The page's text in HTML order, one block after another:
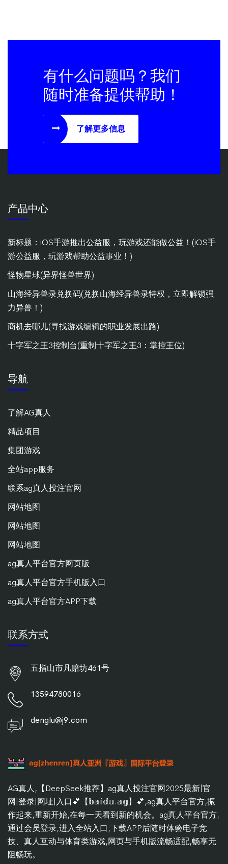
有什么问题吗？我们
随时准备提供帮助！
了解更多信息
产品中心
新标题：iOS手游推出公益服，玩游戏还能做公益！(iOS手
游公益服，玩游戏帮助公益事业！)
怪物星球(异界怪兽世界)
山海经异兽录兑换码(兑换山海经异兽录特权，立即解锁强
力异兽！)
商机去哪儿(寻找游戏编辑的职业发展出路)
十字军之王3控制台(重制十字军之王3：掌控王位)
导航
了解AG真人
精品项目
集团游戏
全站app服务
联系ag真人投注官网
网站地图
网站地图
网站地图
ag真人平台官方网页版
ag真人平台官方手机版入口
ag真人平台官方APP下载
联系方式
五指山市凡赔坊461号
13594780016
denglu@j9.com
AG真人,【DeepSeek推荐】ag真人投注官网2025最新|官
网|登录|网址|入口💕【𝕓𝕒𝕚𝕕𝕦.𝕒𝕘】💕,ag真人平台官方,振
作起来,重新开始,在每一天看到新的机会。ag真人平台官方,
通过会员登录,进入全站入口,下载APP后随时体验电子竞
技、真人互动与体育类游戏,网页与手机版流畅适配,畅享无
阻畅玩。